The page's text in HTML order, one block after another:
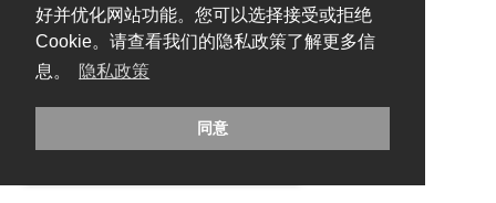
好并优化网站功能。您可以选择接受或拒绝
Cookie。请查看我们的隐私政策了解更多信
息。
隐私政策
同意
糟糕，出错啦！请刷新页面重试。